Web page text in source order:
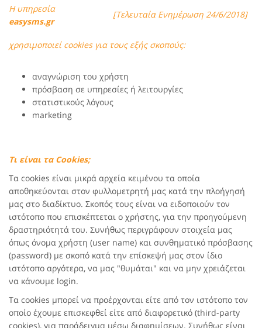
[Τελευταία Ενημέρωση 24/6/2018]
Η υπηρεσία
easysms.gr
χρησιμοποιεί cookies για τους εξής σκοπούς:
αναγνώριση του χρήστη
πρόσβαση σε υπηρεσίες ή λειτουργίες
στατιστικούς λόγους
marketing
Τι είναι τα Cookies;
Τα cookies είναι μικρά αρχεία κειμένου τα οποία
αποθηκεύονται στον φυλλομετρητή μας κατά την πλοήγησή
μας στο διαδίκτυο. Σκοπός τους είναι να ειδοποιούν τον
ιστότοπο που επισκέπτεται ο χρήστης, για την προηγούμενη
δραστηριότητά του. Συνήθως περιγράφουν στοιχεία μας
όπως όνομα χρήστη (user name) και συνθηματικό πρόσβασης
(password) με σκοπό κατά την επίσκεψή μας στον ίδιο
ιστότοπο αργότερα, να μας "θυμάται" και να μην χρειάζεται
να κάνουμε login.
Τα cookies μπορεί να προέρχονται είτε από τον ιστότοπο τον
οποίο έχουμε επισκεφθεί είτε από διαφορετικό (third-party
cookies), για παράδειγμα μέσω διαφημίσεων. Συνήθως είναι